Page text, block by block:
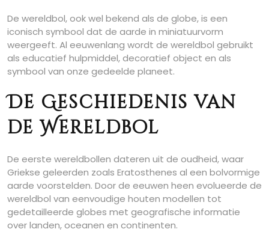
De wereldbol, ook wel bekend als de globe, is een
iconisch symbool dat de aarde in miniatuurvorm
weergeeft. Al eeuwenlang wordt de wereldbol gebruikt
als educatief hulpmiddel, decoratief object en als
symbool van onze gedeelde planeet.
De Geschiedenis van
de Wereldbol
De eerste wereldbollen dateren uit de oudheid, waar
Griekse geleerden zoals Eratosthenes al een bolvormige
aarde voorstelden. Door de eeuwen heen evolueerde de
wereldbol van eenvoudige houten modellen tot
gedetailleerde globes met geografische informatie
over landen, oceanen en continenten.